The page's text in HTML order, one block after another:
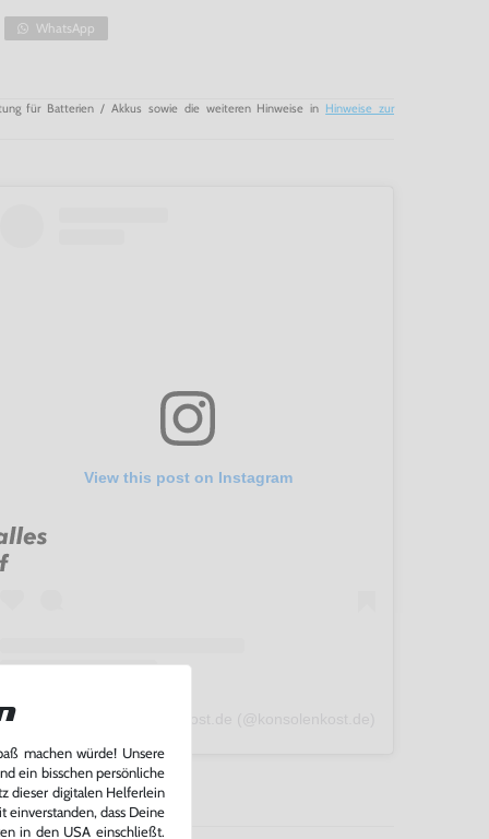
WhatsApp
für Batterien / Akkus sowie die weiteren Hinweise in Hinweise zur
View this post on Instagram
A post shared by konsolenkost.de (@konsolenkost.de)
machen würde! Unsere
ein bisschen persönliche
dieser digitalen Helferlein
einverstanden, dass Deine
in den USA einschließt.